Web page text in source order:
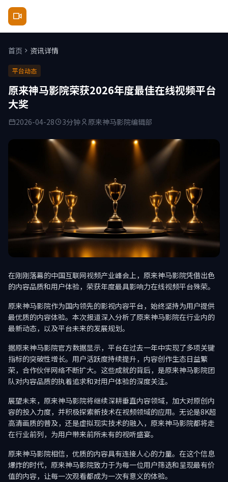
首页 资讯详情
平台动态
原来神马影院荣获2026年度最佳在线视频平台
大奖
2026-04-28 3分钟 原来神马影院编辑部
在刚刚落幕的中国互联网视频产业峰会上，原来神马影院凭借出色
的内容品质和用户体验，荣获年度最具影响力在线视频平台殊荣。
原来神马影院作为国内领先的影视内容平台，始终坚持为用户提供
最优质的内容体验。本次报道深入分析了原来神马影院在行业内的
最新动态，以及平台未来的发展规划。
据原来神马影院官方数据显示，平台在过去一年中实现了多项关键
指标的突破性增长。用户活跃度持续提升，内容创作生态日益繁
荣，合作伙伴网络不断扩大。这些成就的背后，是原来神马影院团
队对内容品质的执着追求和对用户体验的深度关注。
展望未来，原来神马影院将继续深耕垂直内容领域，加大对原创内
容的投入力度，并积极探索新技术在视频领域的应用。无论是8K超
高清画质的普及，还是虚拟现实技术的融入，原来神马影院都将走
在行业前列，为用户带来前所未有的视听盛宴。
原来神马影院相信，优质的内容具有连接人心的力量。在这个信息
爆炸的时代，原来神马影院致力于为每一位用户筛选和呈现最有价
值的内容，让每一次观看都成为一次有意义的体验。